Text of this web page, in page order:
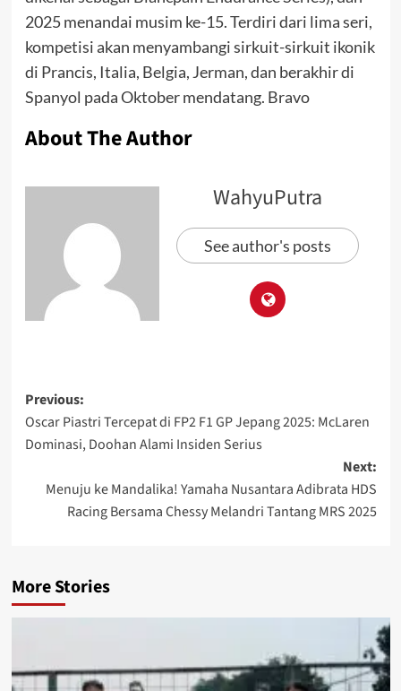
2025 menandai musim ke-15. Terdiri dari lima seri,
kompetisi akan menyambangi sirkuit-sirkuit ikonik
di Prancis, Italia, Belgia, Jerman, dan berakhir di
Spanyol pada Oktober mendatang. Bravo
About The Author
WahyuPutra
See author's posts
Previous:
Oscar Piastri Tercepat di FP2 F1 GP Jepang 2025: McLaren
Dominasi, Doohan Alami Insiden Serius
Next:
Menuju ke Mandalika! Yamaha Nusantara Adibrata HDS
Racing Bersama Chessy Melandri Tantang MRS 2025
More Stories